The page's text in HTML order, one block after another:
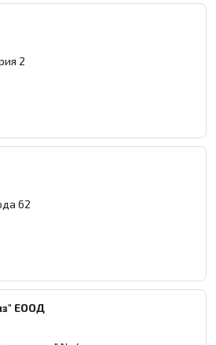
2
62
ЕООД